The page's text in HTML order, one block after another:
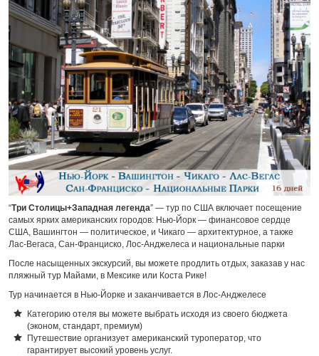
“Три Столицы+Западная легенда” — тур по США включает посещение
самых ярких американских городов: Нью-Йорк — финансовое сердце
США, Вашингтон — политическое, и Чикаго — архитектурное, а также
Лас-Вегаса, Сан-Франциско, Лос-Анджелеса и национальные парки
После насыщенных экскурсий, вы можете продлить отдых, заказав у нас
пляжный тур Майами, в Мексике или Коста Рике!
Тур начинается в Нью-Йорке и заканчивается в Лос-Анджелесе
Категорию отеля вы можете выбрать исходя из своего бюджета
(эконом, стандарт, премиум)
Путешествие организует американский туроператор, что
гарантирует высокий уровень услуг.